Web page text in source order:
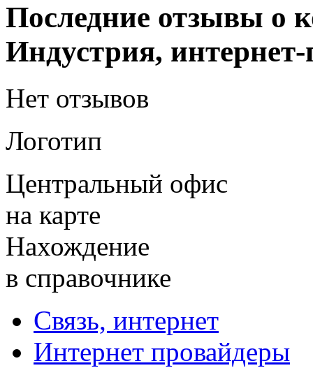
Последние отзывы о
Индустрия,
Нет отзывов
Логотип
Центральный офис
на карте
Нахождение
в справочнике
Связь, интернет
Интернет провайдеры